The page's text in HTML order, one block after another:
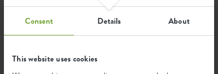
Consent Details About
This website uses cookies
99jaar